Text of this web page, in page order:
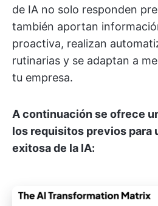
de IA no solo responden
también aportan
proactiva, realizan
rutinarias y se adaptan a
tu empresa.
A continuación se ofrece
los requisitos previos para
exitosa de la IA: